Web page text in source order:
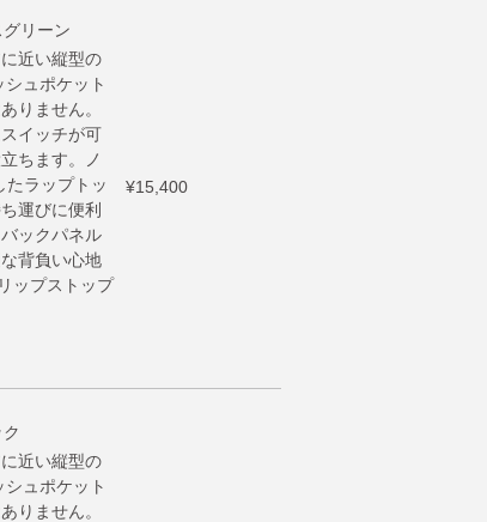
リーン
近い縦型の
ュポケット
りません。
イッチが可
ちます。ノ
たラップトッ
運びに便利
ックパネル
背負い心地
ップストップ
¥15,400
近い縦型の
ュポケット
りません。